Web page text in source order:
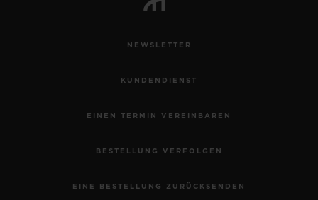
NEWSLETTER
KUNDENDIENST
EINEN TERMIN VEREINBAREN
BESTELLUNG VERFOLGEN
EINE BESTELLUNG ZURÜCKSENDEN